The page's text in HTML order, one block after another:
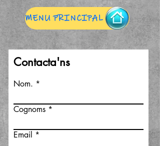
MENU PRINCIPAL
Contacta'ns
Nom.
Cognoms
Email